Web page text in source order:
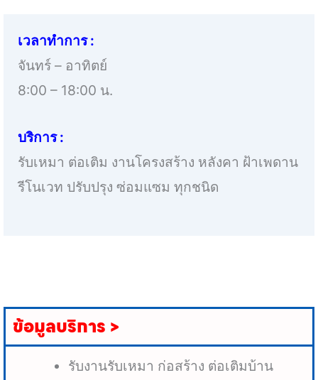
เวลาทำการ :
จันทร์ – อาทิตย์
8:00 – 18:00 น.
บริการ :
รับเหมา ต่อเติม งานโครงสร้าง หลังคา ฝ้าเพดาน
รีโนเวท ปรับปรุง ซ่อมแซม ทุกชนิด
ข้อมูลบริการ >
รับงานรับเหมา ก่อสร้าง ต่อเติมบ้าน